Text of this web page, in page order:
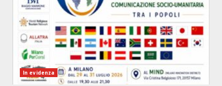
In evidenza